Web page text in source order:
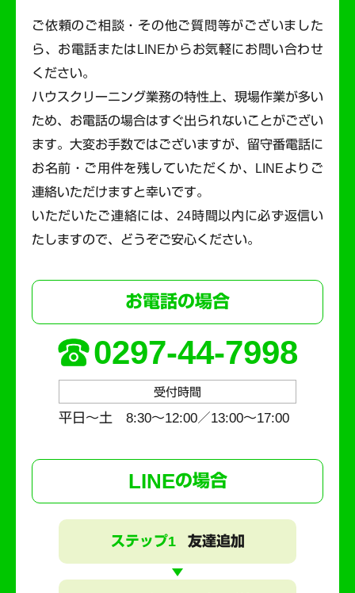
ご依頼のご相談・その他ご質問等がございました
ら、お電話またはLINEからお気軽にお問い合わせ
ください。
ハウスクリーニング業務の特性上、現場作業が多い
ため、お電話の場合はすぐ出られないことがござい
ます。 大変お手数ではございますが、留守番電話に
お名前・ご用件を残していただくか、LINEよりご
連絡いただけますと幸いです。
いただいたご連絡には、24時間以内に必ず返信い
たしますので、どうぞご安心ください。
お電話の場合
0297-44-7998
受付時間
平日～土 8:30〜12:00／13:00〜17:00
LINEの場合
ステップ1 友達追加